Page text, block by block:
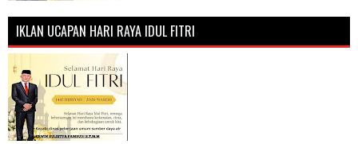
IKLAN UCAPAN HARI RAYA IDUL FITRI